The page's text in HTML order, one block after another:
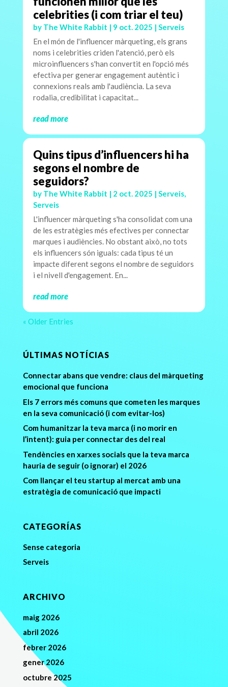
celebrities (i com triar el teu)
by The White Rabbit | 9 oct. 2025 | Serveis
En el món de l'influencer màrqueting, els grans
noms i celebrities criden l'atenció, però els
microinfluencers s'han convertit en l'opció més
efectiva per generar engagement autèntic i
connexions reals amb l'audiència. La seva
rodalia, credibilitat i capacitat...
read more
Quins tipus d’influencers hi ha
segons el nombre de
seguidors?
by The White Rabbit | 2 oct. 2025 | Serveis,
Serveis
L'influencer màrqueting s'ha consolidat com una
de les estratègies més efectives per connectar
marques i audiències. No obstant això, no tots
els influencers són iguals: cada tipus té un
impacte diferent segons el nombre de seguidors
i el nivell d'engagement. En...
read more
« Older Entries
ÚLTIMAS NOTÍCIAS
Connectar abans que vendre: claus del màrqueting
emocional que funciona
Els 7 errors més comuns que cometen les marques
en la seva comunicació (i com evitar-los)
Com humanitzar la teva marca (i no morir en
l’intent): guia per connectar des del real
Tendències en xarxes socials que la teva marca
hauria de seguir (o ignorar) el 2026
Com llançar el teu startup al mercat amb una
estratègia de comunicació que impacti
CATEGORÍAS
Sense categoria
Serveis
ARCHIVO
maig 2026
abril 2026
febrer 2026
gener 2026
octubre 2025